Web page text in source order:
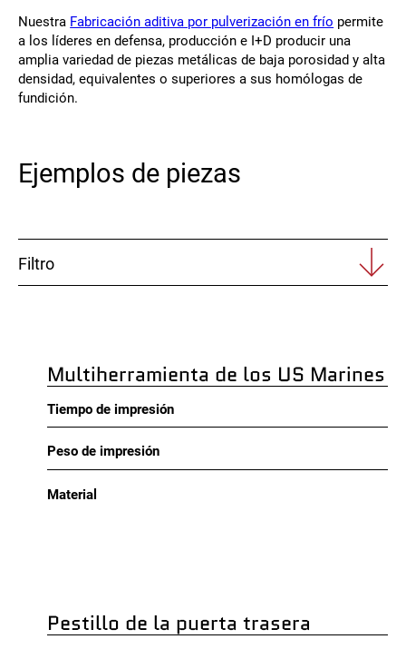
Síguenos
X Facebook
Nuestra Fabricación aditiva por pulverización en frío permite
a los líderes en defensa, producción e I+D producir una
amplia variedad de piezas metálicas de baja porosidad y alta
densidad, equivalentes o superiores a sus homólogas de
fundición.
Ejemplos de piezas
Filtro
Multiherramienta de los US Marines
Tiempo de impresión
Peso de impresión
Material
Pestillo de la puerta trasera